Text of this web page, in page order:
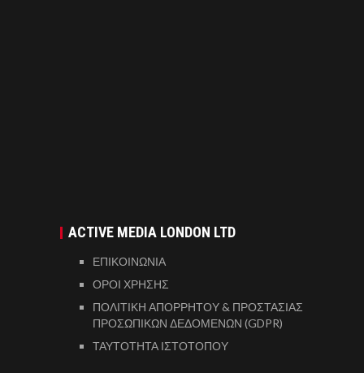
ACTIVE MEDIA LONDON LTD
ΕΠΙΚΟΙΝΩΝΙΑ
ΟΡΟΙ ΧΡΗΣΗΣ
ΠΟΛΙΤΙΚΗ ΑΠΟΡΡΗΤΟΥ & ΠΡΟΣΤΑΣΙΑΣ
ΠΡΟΣΩΠΙΚΩΝ ΔΕΔΟΜΕΝΩΝ (GDPR)
ΤΑΥΤΟΤΗΤΑ ΙΣΤΟΤΟΠΟΥ